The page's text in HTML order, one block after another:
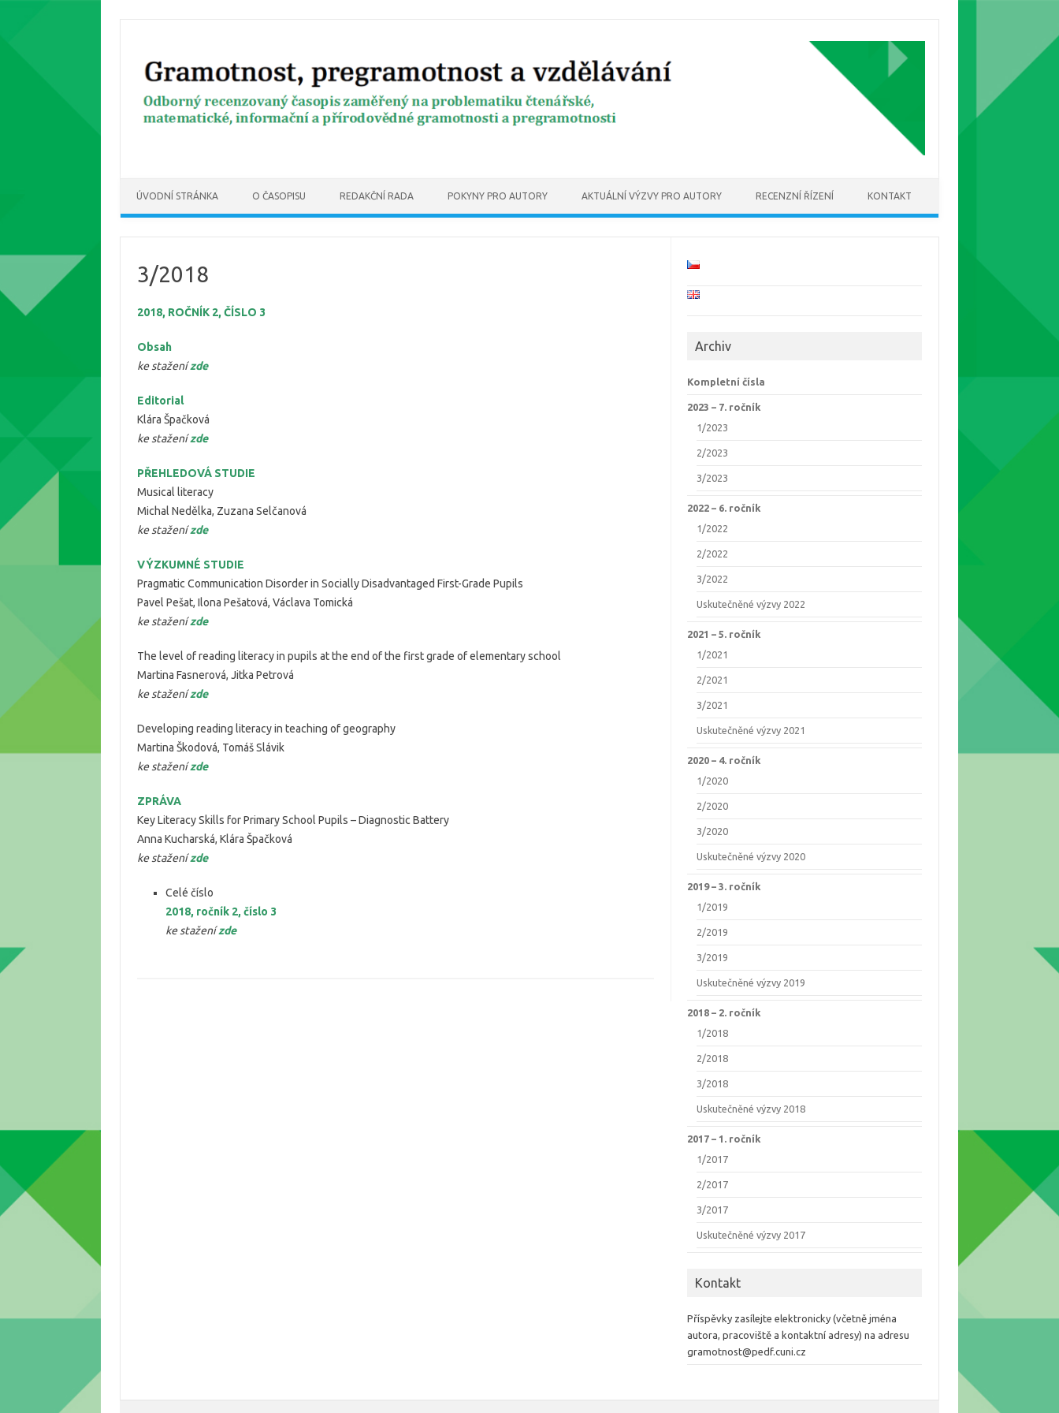
ÚVODNÍ STRÁNKA O ČASOPISU REDAKČNÍ RADA POKYNY PRO AUTORY AKTUÁLNÍ VÝZVY PRO AUTORY RECENZNÍ ŘÍZENÍ KONTAKT
3/2018
2018, ROČNÍK 2, ČÍSLO 3
Obsah
ke staženízde
Editorial
Klára Špačková
ke staženízde
PŘEHLEDOVÁ STUDIE
Musical literacy
Michal Nedělka, Zuzana Selčanová
ke staženízde
VÝZKUMNÉ STUDIE
Pragmatic Communication Disorder in Socially Disadvantaged First-Grade Pupils
Pavel Pešat, Ilona Pešatová, Václava Tomická
ke staženízde
The level of reading literacy in pupils at the end of the first grade of elementary school
Martina Fasnerová, Jitka Petrová
ke staženízde
Developing reading literacy in teaching of geography
Martina Škodová, Tomáš Slávik
ke staženízde
ZPRÁVA
Key Literacy Skills for Primary School Pupils – Diagnostic Battery
Anna Kucharská, Klára Špačková
ke staženízde
Celé číslo
2018, ročník 2, číslo 3
ke staženízde
Archiv
Kompletní čísla
2023 –⁠ 7. ročník
1/2023
2/2023
3/2023
2022 –⁠ 6. ročník
1/2022
2/2022
3/2022
Uskutečněné výzvy 2022
2021 –⁠ 5. ročník
1/2021
2/2021
3/2021
Uskutečněné výzvy 2021
2020 –⁠ 4. ročník
1/2020
2/2020
3/2020
Uskutečněné výzvy 2020
2019 –⁠ 3. ročník
1/2019
2/2019
3/2019
Uskutečněné výzvy 2019
2018 –⁠ 2. ročník
1/2018
2/2018
3/2018
Uskutečněné výzvy 2018
2017 –⁠ 1. ročník
1/2017
2/2017
3/2017
Uskutečněné výzvy 2017
Kontakt
Příspěvky zasílejte elektronicky (včetně jména
autora, pracoviště a kontaktní adresy) na adresu
gramotnost@pedf.cuni.cz